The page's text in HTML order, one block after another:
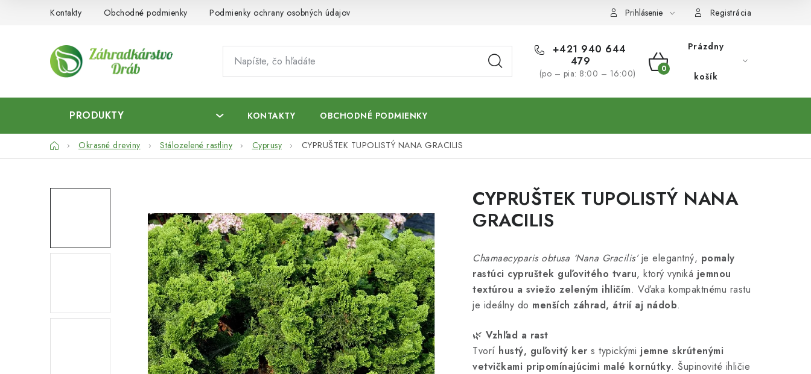
Kontakty Obchodné podmienky Podmienky ochrany osobných údajov Prihlásenie Registrácia
+421 940 644
479
(po – pia: 8:00 – 16:00)
NÁKUPNÝ
Prázdny
košík
PRODUKTY KONTAKTY OBCHODNÉ PODMIENKY
DomovOkrasné dreviny Stálozelené rastliny Cyprusy CYPRUŠTEK TUPOLISTÝ NANA GRACILIS
CYPRUŠTEK TUPOLISTÝ NANA
GRACILIS
Chamaecyparis obtusa ‘Nana Gracilis’je elegantný, pomaly
rastúci cypruštek guľovitého tvaru, ktorý vyniká jemnou
textúrou a sviežo zeleným ihličím. Vďaka kompaktnému rastu
je ideálny do menších záhrad, átrií aj nádob.
🌿 Vzhľad a rast
Tvorí hustý, guľovitý ker s typickými jemne skrútenými
vetvičkami pripomínajúcimi malé kornútky. Šupinovité ihličie